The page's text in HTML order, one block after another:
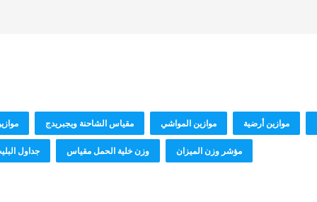
مقياس الشاحنة ويجبريدج موازين المواشي موازين أرضية
جداول وزن خلية الحمل مقياس مؤشر وزن الميزان